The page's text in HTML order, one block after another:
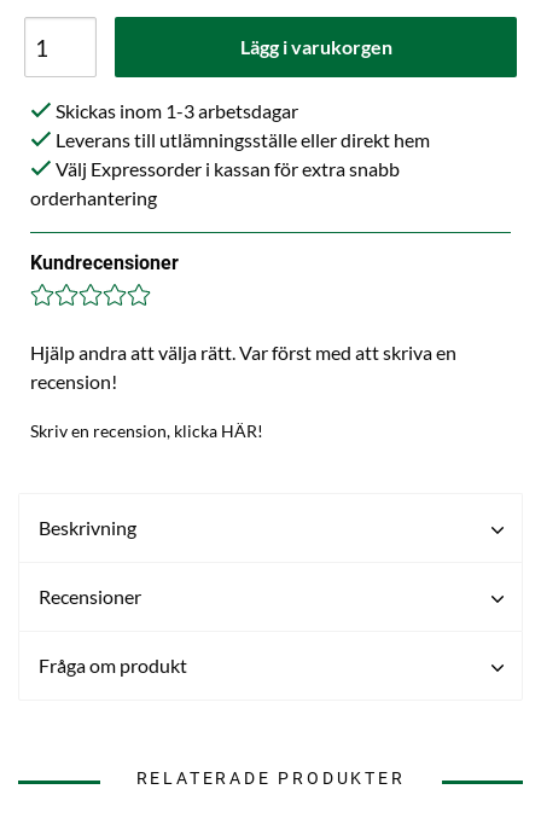
Lägg i varukorgen
Skickas inom 1-3 arbetsdagar
Leverans till utlämningsställe eller direkt hem
Välj Expressorder i kassan för extra snabb
orderhantering
Kundrecensioner
Hjälp andra att välja rätt. Var först med att skriva en
recension!
Skriv en recension, klicka HÄR!
Beskrivning
Recensioner
Fråga om produkt
RELATERADE PRODUKTER